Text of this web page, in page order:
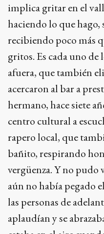
implica gritar en el
haciendo lo que hago,
recibiendo poco más
gritos. Es cada uno de
afuera, que también
acercaron al bar a
hermano, hace siete
centro cultural a
rapero local, que
bañito, respirando
vergüenza. Y no pudo
aún no había pegado
las personas de
aplaudían y se